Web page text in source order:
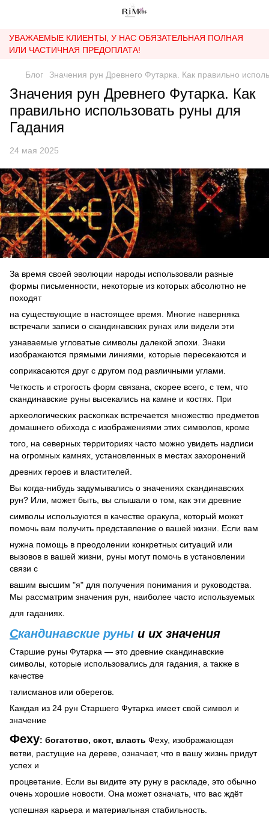
УВАЖАЕМЫЕ КЛИЕНТЫ, У НАС ОБЯЗАТЕЛЬНАЯ ПОЛНАЯ
ИЛИ ЧАСТИЧНАЯ ПРЕДОПЛАТА!
Блог Значения рун Древнего Футарка. Как правильно
Значения рун Древнего Футарка. Как
правильно использовать руны для
Гадания
24 мая 2025
За время своей эволюции народы использовали разные
формы письменности, некоторые из которых абсолютно не
походят
на существующие в настоящее время. Многие наверняка
встречали записи о скандинавских рунах или видели эти
узнаваемые угловатые символы далекой эпохи. Знаки
изображаются прямыми линиями, которые пересекаются и
соприкасаются друг с другом под различными углами.
Четкость и строгость форм связана, скорее всего, с тем, что
скандинавские руны высекались на камне и костях. При
археологических раскопках встречается множество предметов
домашнего обихода с изображениями этих символов, кроме
того, на северных территориях часто можно увидеть надписи
на огромных камнях, установленных в местах захоронений
древних героев и властителей.
Вы когда-нибудь задумывались о значениях скандинавских
рун? Или, может быть, вы слышали о том, как эти древние
символы используются в качестве оракула, который может
помочь вам получить представление о вашей жизни. Если вам
нужна помощь в преодолении конкретных ситуаций или
вызовов в вашей жизни, руны могут помочь в установлении
связи с
вашим высшим "я" для получения понимания и руководства.
Мы рассматрим значения рун, наиболее часто используемых
для гаданиях.
Скандинавские руны и их значения
Старшие руны Футарка — это древние скандинавские
символы, которые использовались для гадания, а также в
качестве
талисманов или оберегов.
Каждая из 24 рун Старшего Футарка имеет свой символ и
значение
Феху: богатство, скот, власть Феху, изображающая
ветви, растущие на дереве, означает, что в вашу жизнь придут
успех и
процветание. Если вы видите эту руну в раскладе, это обычно
очень хорошие новости. Она может означать, что вас ждёт
успешная карьера и материальная стабильность.